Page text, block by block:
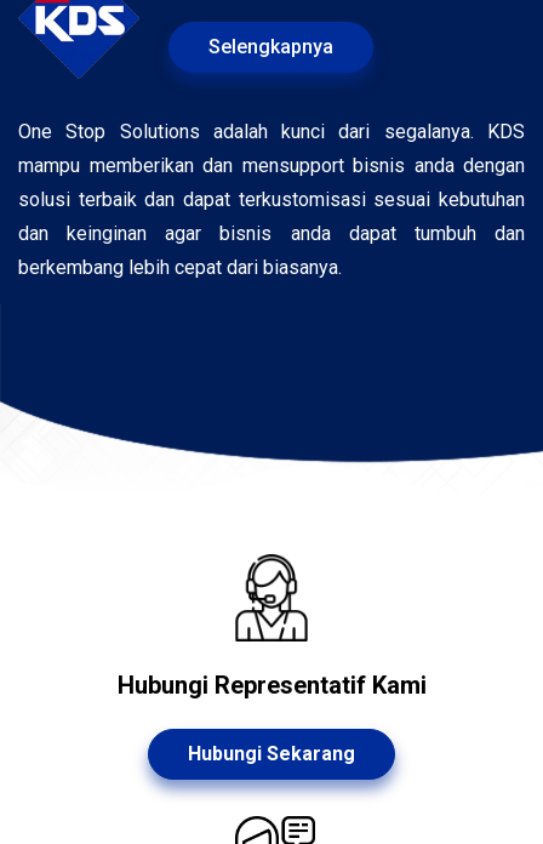
Selengkapnya
One Stop Solutions adalah kunci dari segalanya. KDS
mampu memberikan dan mensupport bisnis anda dengan
solusi terbaik dan dapat terkustomisasi sesuai kebutuhan
dan keinginan agar bisnis anda dapat tumbuh dan
berkembang lebih cepat dari biasanya.
Hubungi Representatif Kami
Hubungi Sekarang